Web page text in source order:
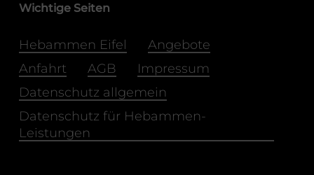
Wichtige Seiten
Hebammen Eifel
Angebote
Anfahrt
AGB
Impressum
Datenschutz allgemein
Datenschutz für Hebammen-
Leistungen